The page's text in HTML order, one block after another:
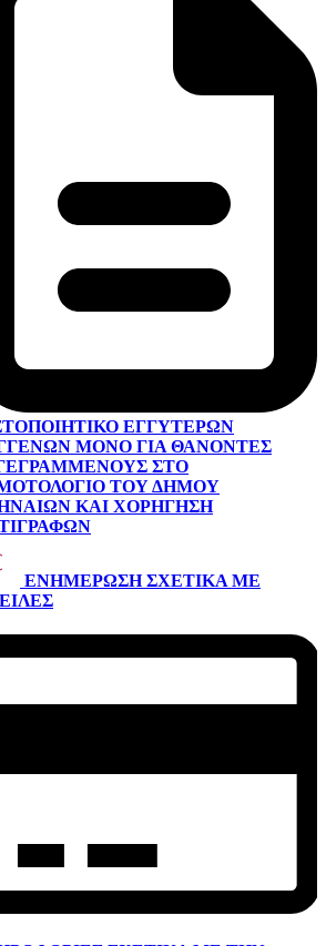
ΕΓΓΥΤΈΡΩΝ
ΜΌΝΟ ΓΙΑ ΘΑΝΌΝΤΕΣ
ΣΤΟ
ΤΟΥ ΔΉΜΟΥ
ΚΑΙ ΧΟΡΉΓΗΣΗ
ΕΝΗΜΈΡΩΣΗ ΣΧΕΤΙΚΆ ΜΕ